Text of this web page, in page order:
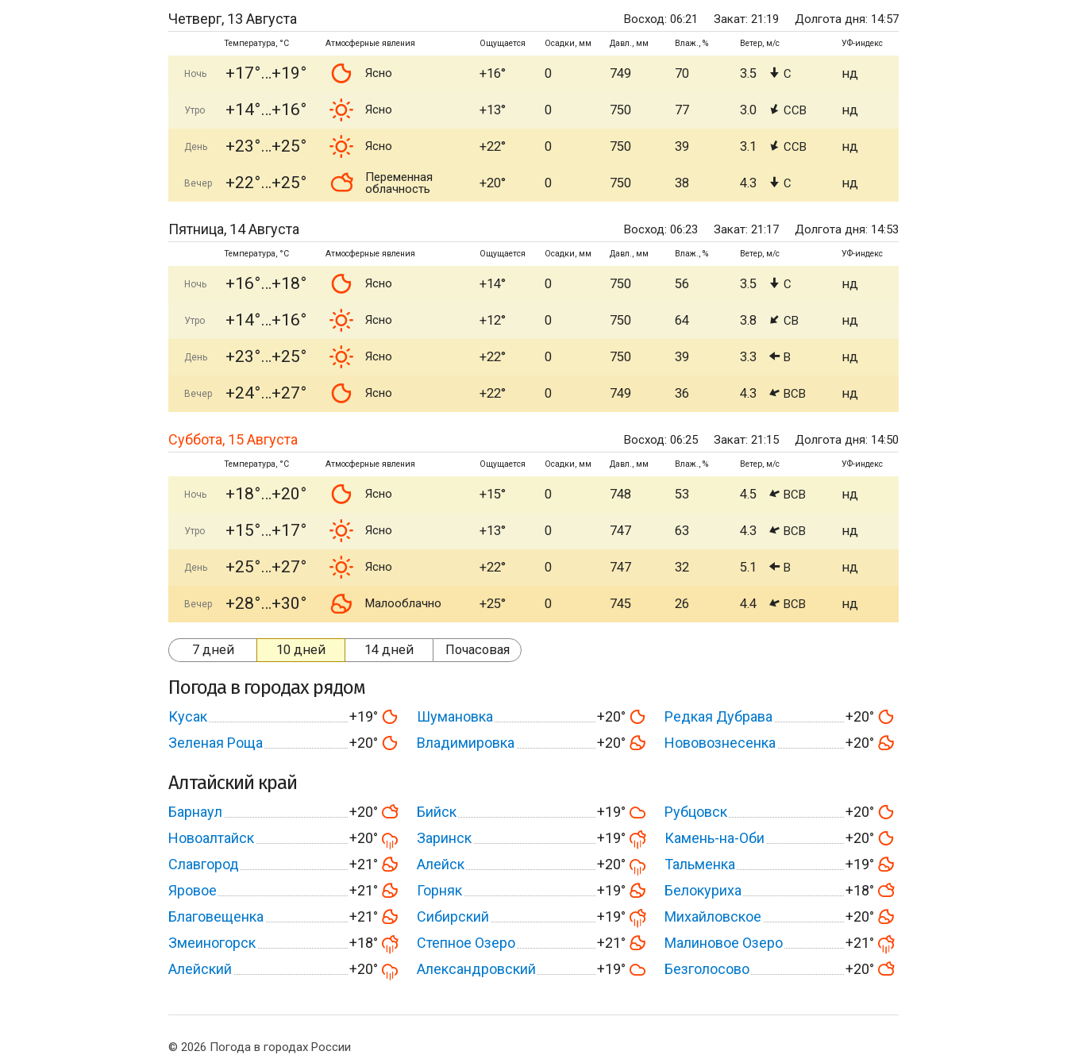
Четверг, 13 Августа Восход: 06:21 Закат: 21:19 Долгота дня: 14:57
Температура, °C Атмосферные явления Ощущается Осадки, мм Давл., мм Влаж., % Ветер, м/с УФ-индекс
Ночь +17° +19° Ясно +16° 0 749 70 3.5 С нд
Утро +14° +16° Ясно +13° 0 750 77 3.0 ССВ нд
День +23° +25° Ясно +22° 0 750 39 3.1 ССВ нд
Вечер +22° +25°
Переменная
облачность
+20° 0 750 38 4.3 С нд
Пятница, 14 Августа Восход: 06:23 Закат: 21:17 Долгота дня: 14:53
Температура, °C Атмосферные явления Ощущается Осадки, мм Давл., мм Влаж., % Ветер, м/с УФ-индекс
Ночь +16° +18° Ясно +14° 0 750 56 3.5 С нд
Утро +14° +16° Ясно +12° 0 750 64 3.8 СВ нд
День +23° +25° Ясно +22° 0 750 39 3.3 В нд
Вечер +24° +27° Ясно +22° 0 749 36 4.3 ВСВ нд
Суббота, 15 Августа Восход: 06:25 Закат: 21:15 Долгота дня: 14:50
Температура, °C Атмосферные явления Ощущается Осадки, мм Давл., мм Влаж., % Ветер, м/с УФ-индекс
Ночь +18° +20° Ясно +15° 0 748 53 4.5 ВСВ нд
Утро +15° +17° Ясно +13° 0 747 63 4.3 ВСВ нд
День +25° +27° Ясно +22° 0 747 32 5.1 В нд
Вечер +28° +30° Малооблачно +25° 0 745 26 4.4 ВСВ нд
7 дней 10 дней 14 дней Почасовая
Погода в городах рядом
Кусак +19° Шумановка +20° Редкая Дубрава
+20°
Зеленая Роща
+20° Владимировка +20° Нововознесенка +20°
Алтайский край
Барнаул +20° Бийск +19° Рубцовск
+20°
Новоалтайск
+20° Заринск +19° Камень-на-Оби
+20°
Славгород
+21° Алейск +20° Тальменка
+19°
Яровое
+21° Горняк +19° Белокуриха
+18°
Благовещенка
+21° Сибирский +19° Михайловское
+20°
Змеиногорск
+18° Степное Озеро +21° Малиновое Озеро
+21°
Алейский
+20° Александровский +19° Безголосово +20°
© 2026 Погода в городах России